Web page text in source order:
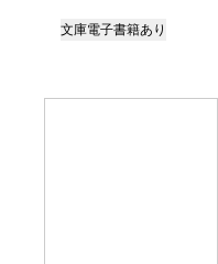
文庫電子書籍あり